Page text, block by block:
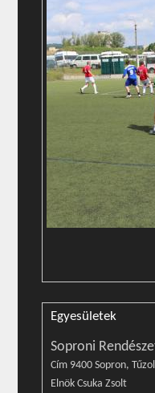
Egyesületek
Soproni
Cím 9400 Sopron,
Elnök Csuka Zsolt